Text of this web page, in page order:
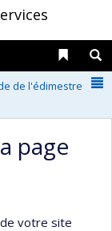
Liens
de l'édimestre
page
votre site